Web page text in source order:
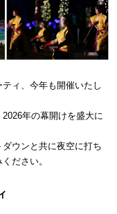
ィ、今年も開催いたし
年の幕開けを盛大に
ウンと共に夜空に打ち
ださい。